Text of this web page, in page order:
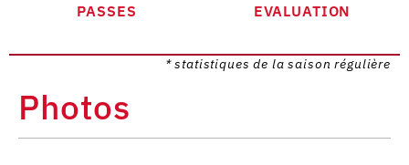
PASSES EVALUATION
* statistiques de la saison régulière
Photos